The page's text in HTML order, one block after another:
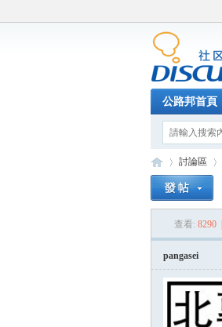
公路邦首頁
討論區
›
查看: 8290
pangasei